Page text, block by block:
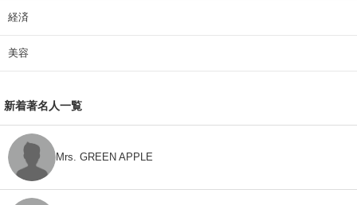
経済
美容
新着著名人一覧
Mrs. GREEN APPLE